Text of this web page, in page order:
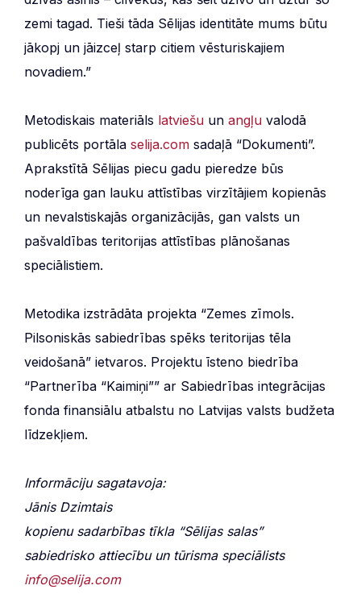
zemi tagad. Tieši tāda Sēlijas identitāte mums būtu
jākopj un jāizceļ starp citiem vēsturiskajiem
novadiem.”
Metodiskais materiāls latviešu un angļu valodā
publicēts portāla selija.com sadaļā “Dokumenti”.
Aprakstītā Sēlijas piecu gadu pieredze būs
noderīga gan lauku attīstības virzītājiem kopienās
un nevalstiskajās organizācijās, gan valsts un
pašvaldības teritorijas attīstības plānošanas
speciālistiem.
Metodika izstrādāta projekta “Zemes zīmols.
Pilsoniskās sabiedrības spēks teritorijas tēla
veidošanā” ietvaros. Projektu īsteno biedrība
“Partnerība “Kaimiņi”” ar Sabiedrības integrācijas
fonda finansiālu atbalstu no Latvijas valsts budžeta
līdzekļiem.
Informāciju sagatavoja:
Jānis Dzimtais
kopienu sadarbības tīkla “Sēlijas salas”
sabiedrisko attiecību un tūrisma speciālists
info@selija.com